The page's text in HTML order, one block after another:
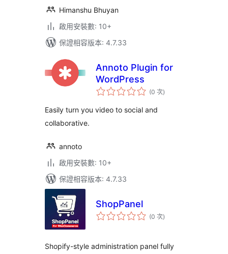
Himanshu Bhuyan
啟用安裝數: 10+
保證相容版本: 4.7.33
Annoto Plugin for
WordPress
(0 次評
分)
Easily turn you video to social and
collaborative.
annoto
啟用安裝數: 10+
保證相容版本: 4.7.33
ShopPanel
(0 次評
分)
Shopify-style administration panel fully